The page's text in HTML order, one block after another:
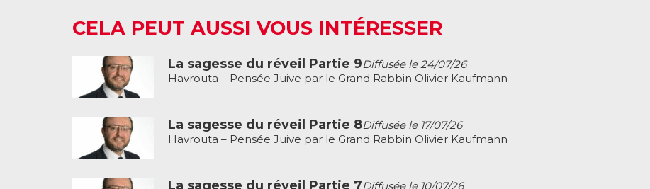
CELA PEUT AUSSI VOUS INTÉRESSER
La sagesse du réveil Partie 9Diffusée le 24/07/26
Havrouta – Pensée Juive par le Grand Rabbin Olivier Kaufmann
La sagesse du réveil Partie 8Diffusée le 17/07/26
Havrouta – Pensée Juive par le Grand Rabbin Olivier Kaufmann
La sagesse du réveil Partie 7Diffusée le 10/07/26